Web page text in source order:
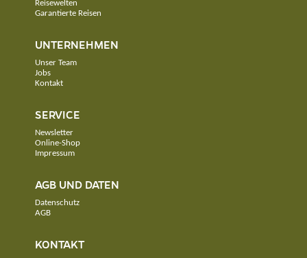
Reisewelten
Garantierte Reisen
UNTERNEHMEN
Unser Team
Jobs
Kontakt
SERVICE
Newsletter
Online-Shop
Impressum
AGB UND DATEN
Datenschutz
AGB
KONTAKT